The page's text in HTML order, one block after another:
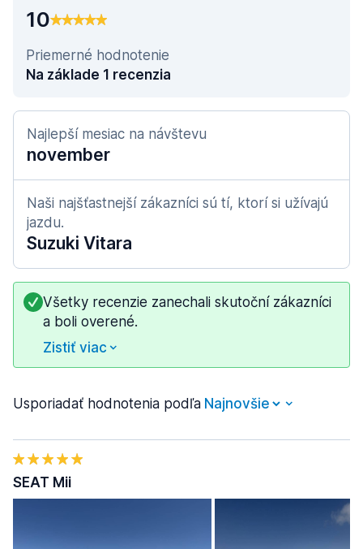
10
Priemerné hodnotenie
Na základe 1 recenzia
Najlepší mesiac na návštevu
november
Naši najšťastnejší zákazníci sú tí, ktorí si užívajú
jazdu.
Suzuki Vitara
Všetky recenzie zanechali skutoční zákazníci
a boli overené.
Zistiť viac
Usporiadať hodnotenia podľa
SEAT Mii